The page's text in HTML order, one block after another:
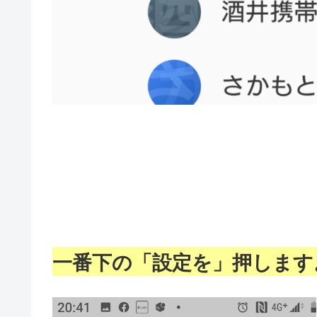
一番下の「設定を」押しま